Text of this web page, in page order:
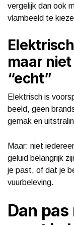
vergelijk dan ook
vlambeeld te
maar
“echt”
Elektrisch is
beeld, geen
gemak en
Maar: niet
geluid belangrijk
je past, of dat je
vuurbeleving.
Dan